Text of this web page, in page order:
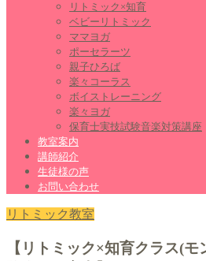
リトミック×知育
ベビーリトミック
ママヨガ
ポーセラーツ
親子ひろば
楽々コーラス
ボイストレーニング
楽々ヨガ
保育士実技試験音楽対策講座
教室案内
講師紹介
生徒様の声
お問い合わせ
リトミック教室
【リトミック×知育クラス(